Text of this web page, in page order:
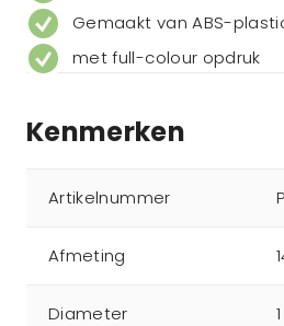
Gemaakt van ABS-
met full-colour opdruk
Kenmerken
Artikelnummer
Afmeting
Diameter 1